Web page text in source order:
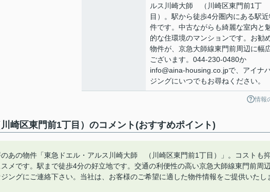
ルス川崎大師 （川崎区東門前1丁
目）。駅から徒歩4分圏内にある駅
件です。中古ながらも綺麗な室内と
的な住環境のマンションです。お勧
物件が、京急大師線東門前周辺に幅
ございます。044-230-0480か
info@aina-housing.co.jpで、アイナ
ジングにいつでもお尋ねください。
情報
崎区東門前1丁目）のコメント(おすすめポイント)
あの物件「東急ドエル・アルス川崎大師 （川崎区東門前1丁目）」。コストも
メです。駅まで徒歩4分の好立地です。交通の利便性の高い京急大師線東門前周
ングにご連絡下さい。当社は、お客様のご希望に適した物件情報をご提供いたし